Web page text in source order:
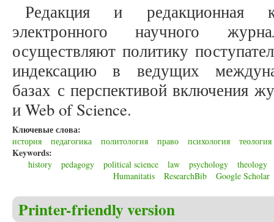
Редакция и редакционная
электронного научного
осуществляют политику
индексацию в ведущих
базах с перспективой включения
и Web of Science.
Ключевые слова:
история педагогика политология право психология теология
Keywords:
history pedagogy political science law psychology
theology
Humanitatis
ResearchBib Google Scholar
Printer-friendly version